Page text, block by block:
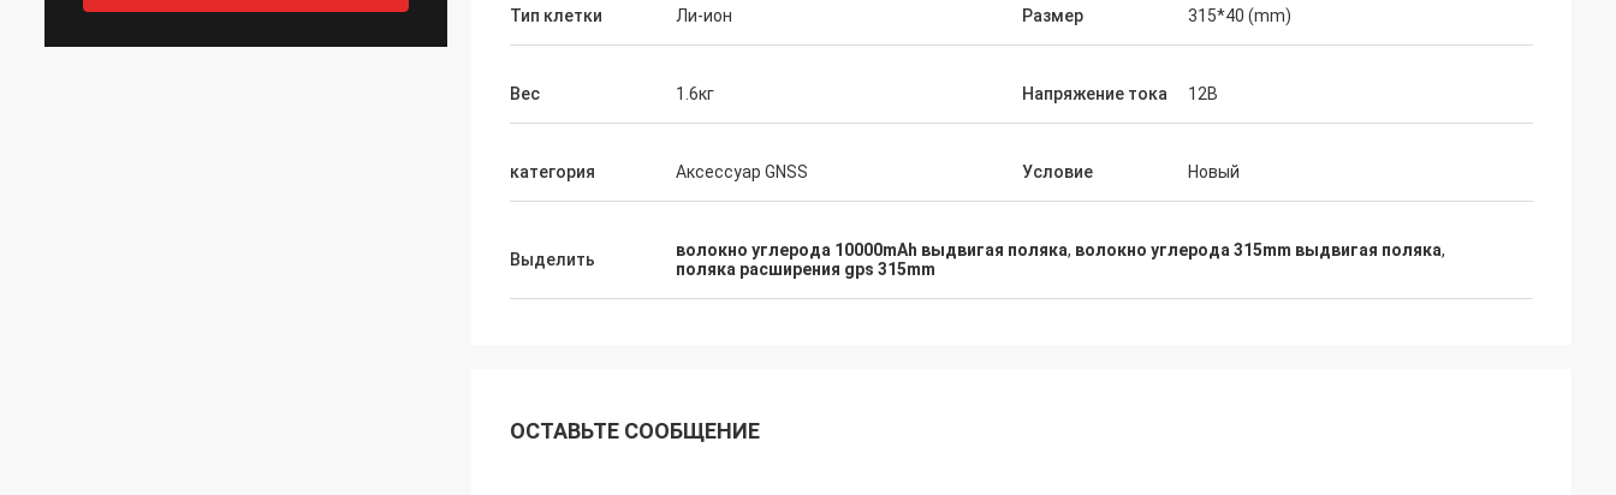
Тип клетки Ли-ион Размер 315*40 (mm)
Вес 1.6кг Напряжение тока 12В
категория Аксессуар GNSS Условие Новый
Выделить волокно углерода 10000mAh выдвигая поляка, волокно углерода 315mm выдвигая поляка,
поляка расширения gps 315mm
ОСТАВЬТЕ СООБЩЕНИЕ